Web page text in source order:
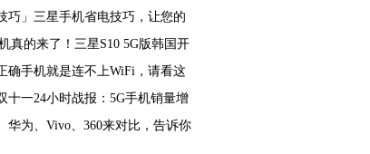
爆新品
巧」三星手机省电技巧，让您的
加持久
真的来了！三星S10 5G版韩国开
格果然猛
确手机就是连不上WiFi，请看这
十一24小时战报：5G手机销量增
华为、Vivo、360来对比，告诉你